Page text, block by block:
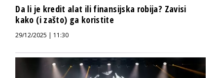
Da li je kredit alat ili finansijska robija? Zavisi
kako (i zašto) ga koristite
29/12/2025 | 11:30